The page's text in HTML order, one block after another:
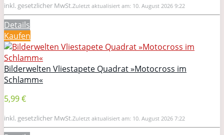
inkl. gesetzlicher MwSt.Zuletzt aktualisiert am: 10. August 2026 9:22
Details
Kaufen
Bilderwelten Vliestapete Quadrat »Motocross im
Schlamm«
5,99 €
inkl. gesetzlicher MwSt.Zuletzt aktualisiert am: 10. August 2026 7:22